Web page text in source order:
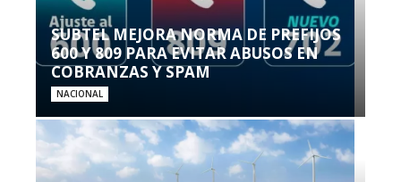
SUBTEL MEJORA NORMA DE PREFIJOS
600 Y 809 PARA EVITAR ABUSOS EN
COBRANZAS Y SPAM
NACIONAL